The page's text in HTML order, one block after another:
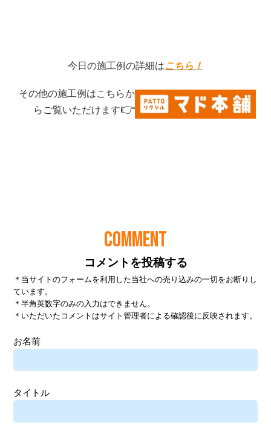
COMMENT
コメントを投稿する
＊当サイトのフォームを利用した当社への売り込みの一切をお断りし
ています。
＊半角英数字のみの入力はできません。
＊いただいたコメントはサイト管理者による確認後に反映されます。
お名前
タイトル